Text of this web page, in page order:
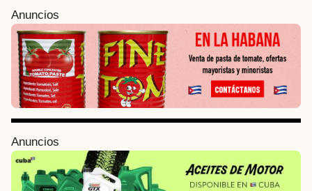
Anuncios
Anuncios
P
o
s
P
a
g
i
n